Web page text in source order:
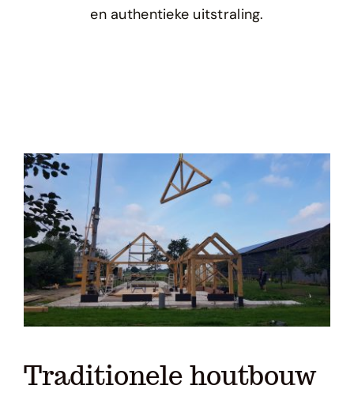
en authentieke uitstraling.
Traditionele houtbouw